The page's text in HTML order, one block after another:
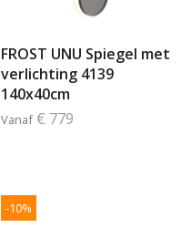
FROST UNU Spiegel met
verlichting 4139
140x40cm
Vanaf € 779
-10%